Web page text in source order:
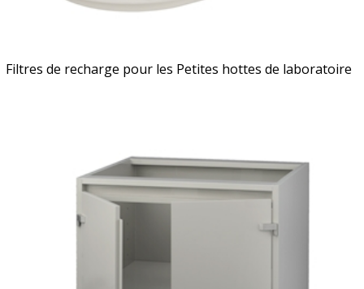
Filtres de recharge pour les Petites hottes de laboratoire